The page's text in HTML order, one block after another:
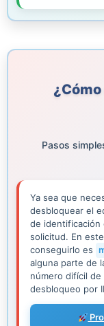
Pasos
Ya sea que
desbloquear el
de identificación
solicitud. En
conseguirlo es
alguna parte de
número difícil
desbloqueo por